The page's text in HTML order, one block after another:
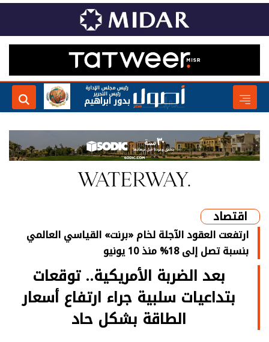
رئيس مجلس الإدارة
رئيس التحرير
بدور ابراهيم
اقتصاد
ارتفعت العقود الآجلة لخام «برنت» القياسي العالمي
بنسبة تصل إلى 18% منذ 10 يونيو
بعد الضربة الأمريكية.. توقعات
بتداعيات سلبية جراء ارتفاع أسعار
الطاقة بشكل حاد